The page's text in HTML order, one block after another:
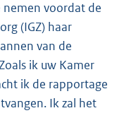
voordat de
(IGZ) haar
van de
ik uw Kamer
ik de rapportage
Ik zal het